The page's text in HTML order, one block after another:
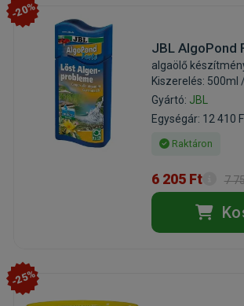
-20%
JBL AlgoPond
algaölő
Kiszerelés: 500ml
Gyártó: JBL
Egységár: 12 410
Raktáron
6 205 Ft 7
-25%